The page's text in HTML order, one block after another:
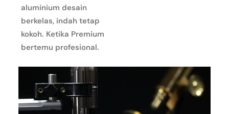
aluminium desain
berkelas, indah tetap
kokoh. Ketika Premium
bertemu profesional.